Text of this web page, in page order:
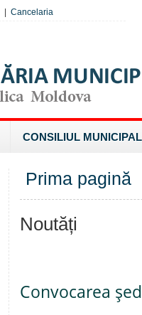
Cancelaria
CONSILIUL MUNICIPAL
Prima pagină
Noutăți
Convocarea